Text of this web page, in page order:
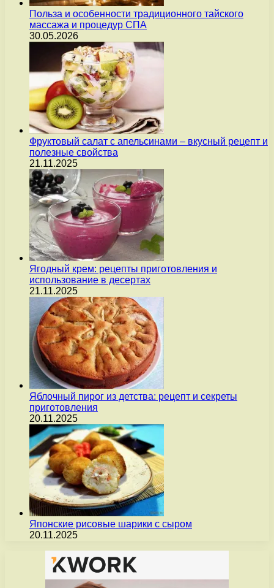
Польза и особенности традиционного тайского
массажа и процедур СПА
30.05.2026
Фруктовый салат с апельсинами – вкусный рецепт и
полезные свойства
21.11.2025
Ягодный крем: рецепты приготовления и
использование в десертах
21.11.2025
Яблочный пирог из детства: рецепт и секреты
приготовления
20.11.2025
Японские рисовые шарики с сыром
20.11.2025